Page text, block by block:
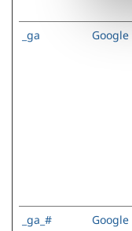
_ga
Google
_ga_# Google